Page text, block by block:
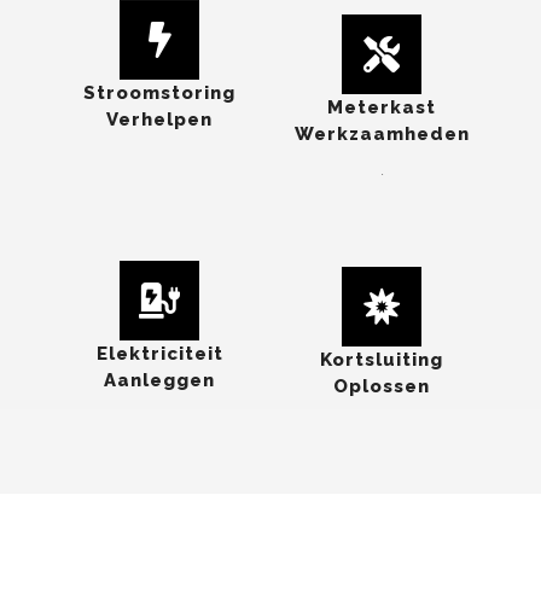
Stroomstoring
Verhelpen
Meterkast
Werkzaamheden
Elektriciteit
Aanleggen
Kortsluiting
Oplossen